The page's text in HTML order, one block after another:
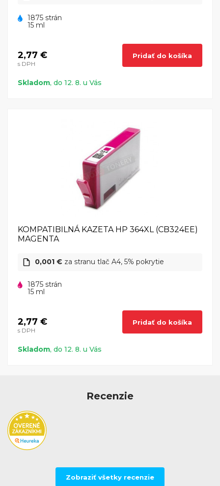
1875 strán
15 ml
2,77 €
s DPH
Pridať do košíka
Skladom, do 12. 8. u Vás
KOMPATIBILNÁ KAZETA HP 364XL (CB324EE)
MAGENTA
0,001 € za stranu tlač A4, 5% pokrytie
1875 strán
15 ml
2,77 €
s DPH
Pridať do košíka
Skladom, do 12. 8. u Vás
Recenzie
Zobraziť všetky recenzie